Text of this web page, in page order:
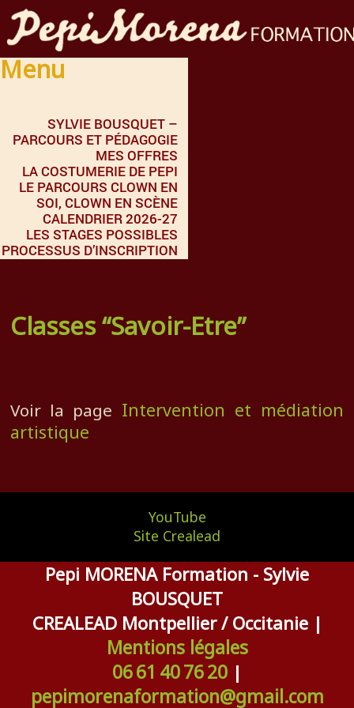
Menu
SYLVIE BOUSQUET –
PARCOURS ET PÉDAGOGIE
MES OFFRES
LA COSTUMERIE DE PEPI
LE PARCOURS CLOWN EN
SOI, CLOWN EN SCÈNE
CALENDRIER 2026-27
LES STAGES POSSIBLES
PROCESSUS D’INSCRIPTION
Classes “Savoir-Etre”
Voir la page Intervention et médiation
artistique
YouTube
Site Crealead
Pepi MORENA Formation - Sylvie
BOUSQUET
CREALEAD Montpellier / Occitanie |
Mentions légales
06 61 40 76 20 |
pepimorenaformation@gmail.com